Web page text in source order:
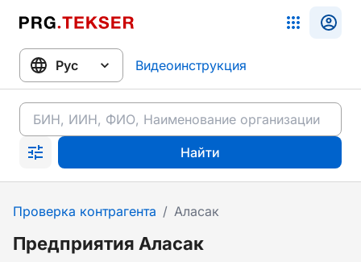
Видеоинструкция
Найти
Проверка контрагента / Аласак
Предприятия Аласак